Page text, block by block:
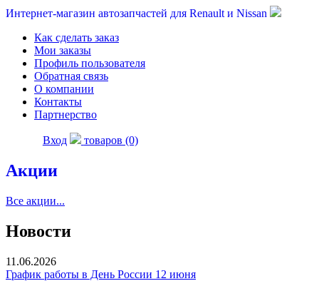
Интернет-магазин автозапчастей для Renault и Nissan
Как сделать заказ
Мои заказы
Профиль пользователя
Обратная связь
О компании
Контакты
Партнерство
Вход товаров (0)
Акции
Все акции...
Новости
11.06.2026
График работы в День России 12 июня